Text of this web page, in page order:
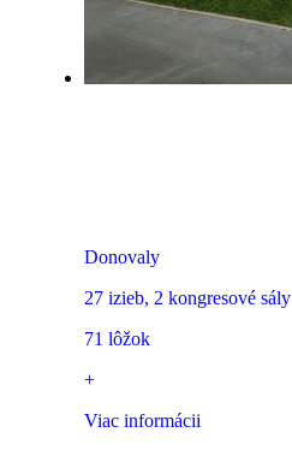
Donovaly
27 izieb, 2 kongresové sály
71 lôžok
+
Viac informácii